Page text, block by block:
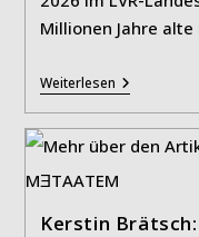
Millionen Jahre
WeiterlesenArchäologie
Im
Rheinland
2025
Kerstin